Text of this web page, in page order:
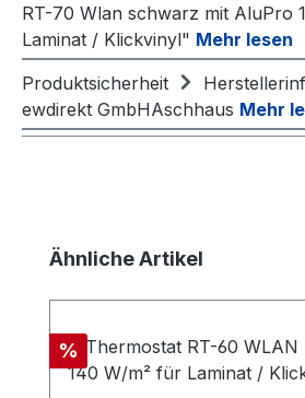
RT-70 Wlan schwarz mit AluPro
Laminat / Klickvinyl" Mehr lesen
Produktsicherheit
ewdirekt GmbHAschhaus Mehr
Produktgalerie überspringen
Ähnliche Artikel
Rabatt
%